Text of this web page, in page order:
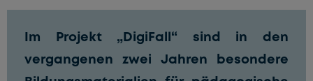
Im Projekt „DigiFall“ sind in den
vergangenen zwei Jahren besondere